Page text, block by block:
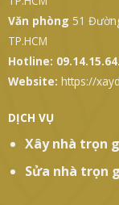
TP.HCM
Văn phòng 51
TP.HCM
Hotline:
Website: https://
DỊCH VỤ
Xây nhà trọn
Sửa nhà trọn